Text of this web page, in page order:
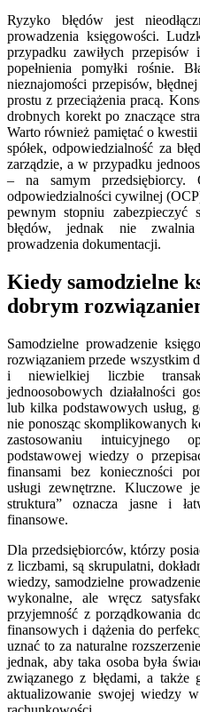
Ryzyko błędów jest
prowadzenia księgowości.
przypadku zawiłych
popełnienia pomyłki rośnie.
nieznajomości przepisów,
prostu z przeciążenia pracą.
drobnych korekt po znaczące
Warto również pamiętać o
spółek, odpowiedzialność za
zarządzie, a w przypadku
– na samym przedsiębiorcy.
odpowiedzialności cywilnej
pewnym stopniu zabezpieczyć
błędów, jednak nie
prowadzenia dokumentacji.
Kiedy samodzielne
dobrym
Samodzielne prowadzenie
rozwiązaniem przede wszystkim
i niewielkiej liczbie
jednoosobowych działalności
lub kilka podstawowych usług,
nie ponosząc skomplikowanych
zastosowaniu intuicyjnego
podstawowej wiedzy o
finansami bez konieczności
usługi zewnętrzne. Kluczowe
struktura” oznacza jasne i
finansowe.
Dla przedsiębiorców, którzy
z liczbami, są skrupulatni,
wiedzy, samodzielne
wykonalne, ale wręcz
przyjemność z porządkowania
finansowych i dążenia do
uznać to za naturalne
jednak, aby taka osoba była
związanego z błędami, a także
aktualizowanie swojej wiedzy